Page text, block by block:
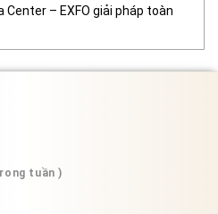
– EXFO giải pháp toàn
tuần )